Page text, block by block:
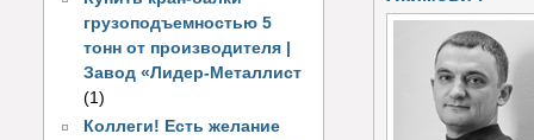
грузоподъемностью 5
тонн от производителя |
Завод «Лидер-Металлист
(1)
Коллеги! Есть желание